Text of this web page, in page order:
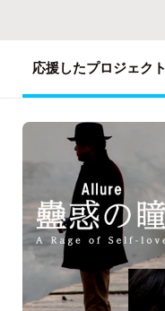
応援したプロジェクト